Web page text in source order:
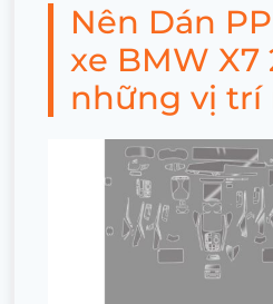
Nên Dán
xe BMW X7
những vị trí